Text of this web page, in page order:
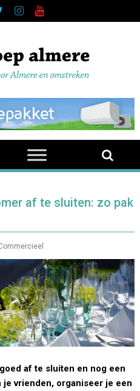
af te sluiten: zo pak
af te sluiten en nog een
je vrienden, organiseer je een